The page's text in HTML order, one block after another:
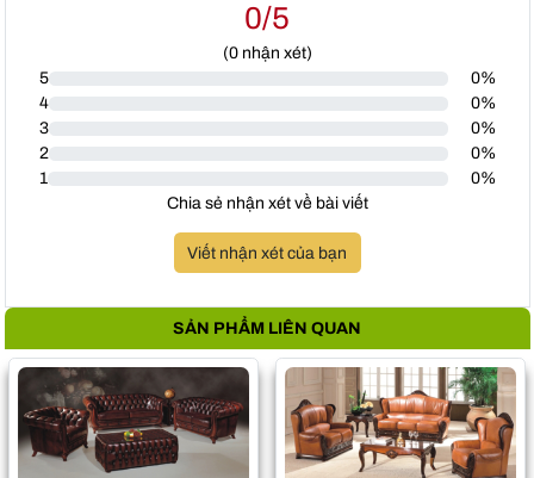
0/5
(0nhận xét)
5
0%
4
0%
3
0%
2
0%
1
0%
Chia sẻ nhận xét về bài viết
Viết nhận xét của bạn
SẢN PHẨM LIÊN QUAN